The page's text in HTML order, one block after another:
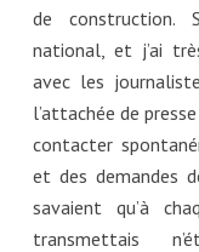
de construction.
national, et j’ai
avec les
l’attachée de
contacter
et des demandes
savaient qu’à
transmettais